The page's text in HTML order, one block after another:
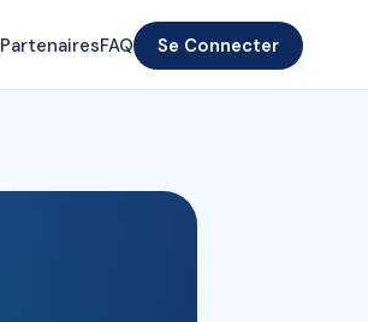
PartenairesFAQ Se Connecter